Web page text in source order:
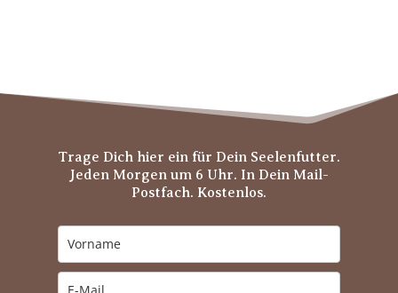
Trage Dich hier ein für Dein Seelenfutter.
Jeden Morgen um 6 Uhr. In Dein Mail-
Postfach. Kostenlos.